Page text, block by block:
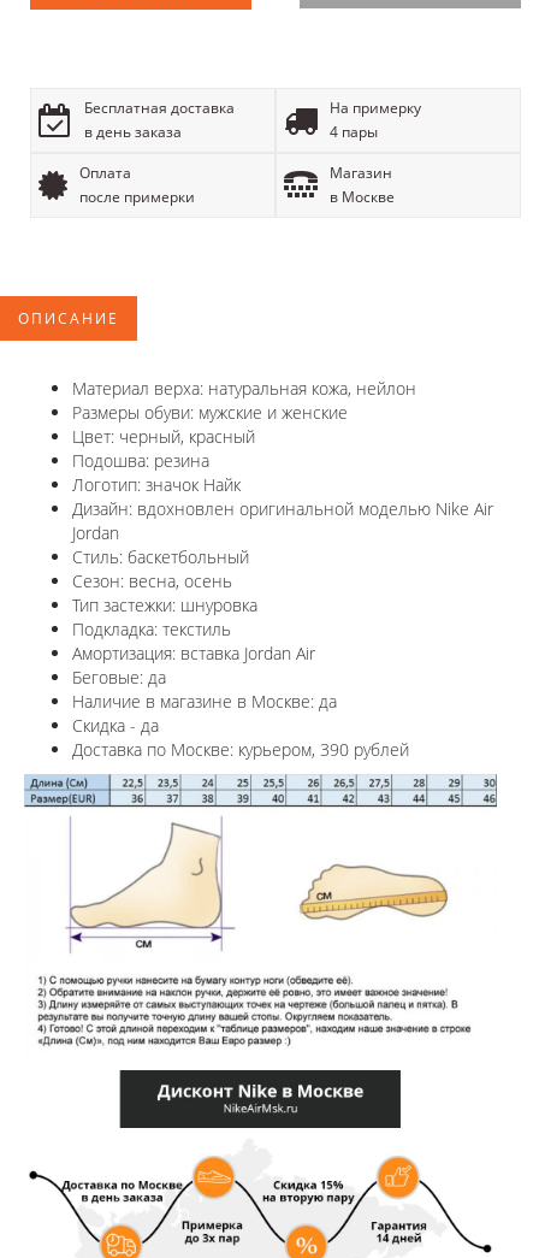
Бесплатная доставка
в день заказа
На примерку
4 пары
Оплата
после примерки
Магазин
в Москве
ОПИСАНИЕ
Материал верха: натуральная кожа, нейлон
Размеры обуви: мужские и женские
Цвет: черный, красный
Подошва: резина
Логотип: значок Найк
Дизайн: вдохновлен оригинальной моделью Nike Air
Jordan
Стиль: баскетбольный
Сезон: весна, осень
Тип застежки: шнуровка
Подкладка: текстиль
Амортизация: вставка Jordan Air
Беговые: да
Наличие в магазине в Москве: да
Скидка - да
Доставка по Москве: курьером, 390 рублей